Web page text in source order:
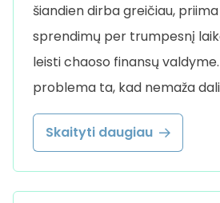
šiandien dirba greičiau,
sprendimų per trumpesnį
leisti chaoso finansų
problema ta, kad nemaža
Skaityti daugiau